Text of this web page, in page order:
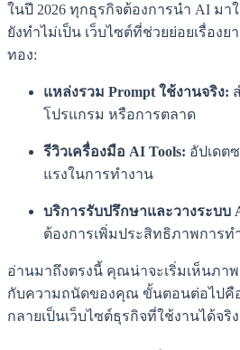
ในปี 2026 ทุกธุรกิจต้องการนำ AI ม
ยังทำไม่เป็น เว็บไซต์ที่ช่วยย่อยเรื่องย
ทอง:
แหล่งรวม Prompt ใช้งานจริง:
โปรแกรม หรือการตลาด
รีวิวเครื่องมือ AI Tools: อัปเดต
แรงในการทำงาน
บริการรับปรึกษาและวางระบบ
ต้องการเพิ่มประสิทธิภาพการท
อ่านมาถึงตรงนี้ คุณน่าจะเริ่มเห็นภา
กับความถนัดของคุณ ขั้นตอนต่อไปคือ
กลายเป็นเว็บไซต์ธุรกิจที่ใช้งานได้จริ